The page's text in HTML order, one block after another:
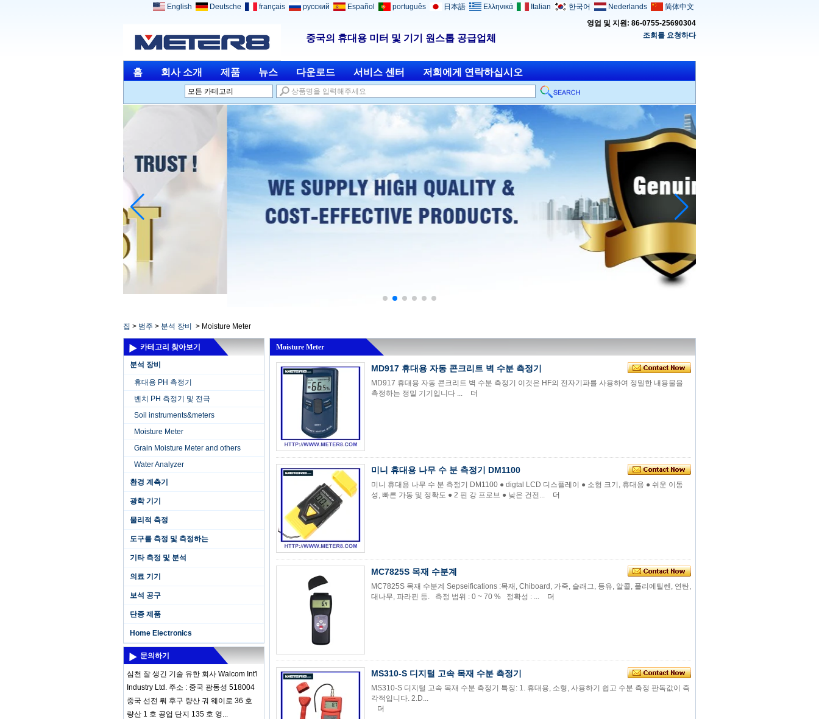
중국의 휴대용 미터 및 기기 원스톱 공급업체
영업 및 지원: 86-0755-25690304
조회를 요청하다
English Deutsche français русский Español português 日本語 Ελληνικά Italian 한국어 Nederlands 简体中文
홈 회사 소개 제품 뉴스 다운로드 서비스 센터 저희에게 연락하십시오
모든 카테고리
분석 장비L
광학 기기L
물리적 측정L
도구를 측정 및 측정하는
집 > 범주 > 분석 장비 > Moisture Meter
카테고리 찾아보기
분석 장비
휴대용 PH 측정기
벤치 PH 측정기 및 전극
Soil instruments&meters
Moisture Meter
Grain Moisture Meter and others
Water Analyzer
환경 계측기
광학 기기
물리적 측정
도구를 측정 및 측정하는
기타 측정 및 분석
의료 기기
보석 공구
단종 제품
Home Electronics
문의하기
심천 잘 생긴 기술 유한 회사 Walcom Int'l
Industry Ltd. 주소 : 중국 광동성 518004
중국 선전 뤄 후구 량산 궈 웨이로 36 호
량산 1 호 공업 단지 135 호 영...
Moisture Meter
MD917 휴대용 자동 콘크리트 벽 수분 측정기
MD917 휴대용 자동 콘크리트 벽 수분 측정기 이것은 HF의 전자기파를 사용하여 정밀한 내용물을
측정하는 정밀 기기입니다 ...
더
미니 휴대용 나무 수 분 측정기 DM1100
미니 휴대용 나무 수 분 측정기 DM1100 ● digtal LCD 디스플레이 ● 소형 크기, 휴대용 ● 쉬운 이동
성, 빠른 가동 및 정확도 ● 2 핀 강 프로브 ● 낮은 건전...
더
MC7825S 목재 수분계
MC7825S 목재 수분계 Sepseifications :목재, Chiboard, 가죽, 슬래그, 등유, 알콜, 폴리에틸렌, 연탄,
대나무, 파라핀 등. 측정 범위 : 0 ~ 70 % 정확성 : ...
더
MS310-S 디지털 고속 목재 수분 측정기
MS310-S 디지털 고속 목재 수분 측정기 특징: 1. 휴대용, 소형, 사용하기 쉽고 수분 측정 판독값이 즉
각적입니다. 2.D...
더